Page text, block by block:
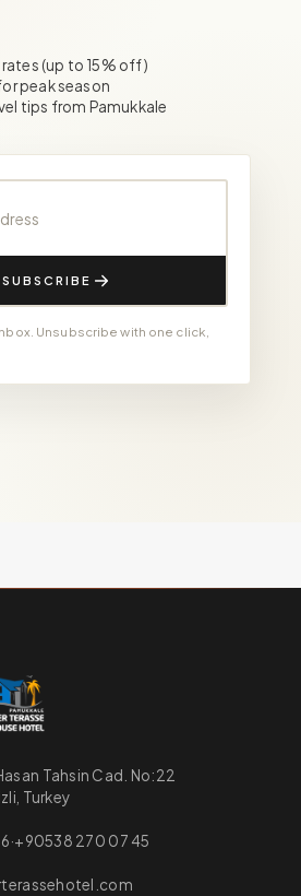
(up to 15% off)
peak season
tips from Pamukkale
SUBSCRIBE
Unsubscribe with one click,
Tahsin Cad. No:22
Turkey
·+90538 270 07 45